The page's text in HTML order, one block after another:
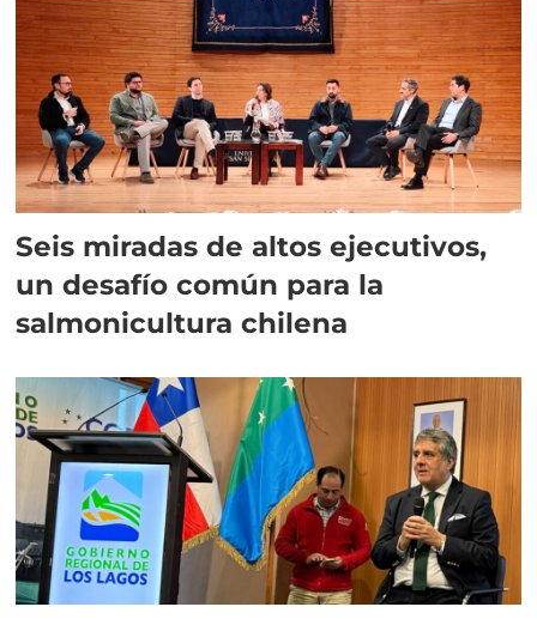
Seis miradas de altos ejecutivos,
un desafío común para la
salmonicultura chilena